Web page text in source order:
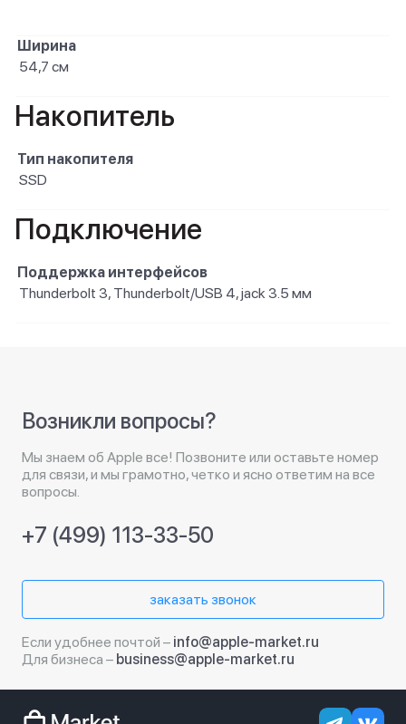
Ширина
54,7 см
Накопитель
Тип накопителя
SSD
Подключение
Поддержка интерфейсов
Thunderbolt 3, Thunderbolt/USB 4, jack 3.5 мм
Возникли вопросы?
Мы знаем об Apple все! Позвоните или оставьте номер
для связи, и мы грамотно, четко и ясно ответим на все
вопросы.
+7 (499) 113-33-50
заказать звонок
Если удобнее почтой – info@apple-market.ru
Для бизнеса – business@apple-market.ru